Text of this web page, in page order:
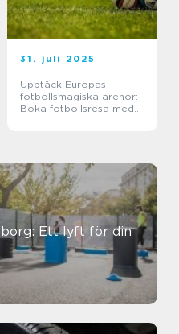
31. juli 2025
Upptäck Europas
fotbollsmagiska arenor:
Boka fotbollsresa med
Ett lyft för din